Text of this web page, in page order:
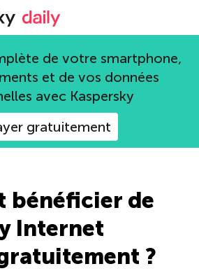
Blog officiel de Kaspersky
de votre smartphone,
et de vos données
avec Kaspersky
gratuitement
bénéficier de
Internet
?